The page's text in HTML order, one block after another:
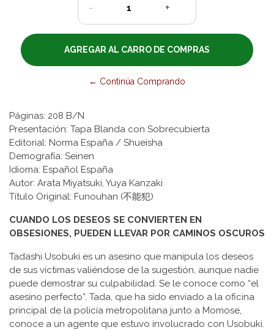
- +
← Continúa Comprando
Páginas: 208 B/N
Presentación: Tapa Blanda con Sobrecubierta
Editorial: Norma España / Shueisha
Demografía: Seinen
Idioma: Español España
Autor: Arata Miyatsuki, Yuya Kanzaki
Título Original: Funouhan (不能犯)
CUANDO LOS DESEOS SE CONVIERTEN EN
OBSESIONES, PUEDEN LLEVAR POR CAMINOS OSCUROS
Tadashi Usobuki es un asesino que manipula los deseos
de sus víctimas valiéndose de la sugestión, aunque nadie
puede demostrar su culpabilidad. Se le conoce como “el
asesino perfecto”. Tada, que ha sido enviado a la oficina
principal de la policía metropolitana junto a Momose,
conoce a un agente que estuvo involucrado con Usobuki.